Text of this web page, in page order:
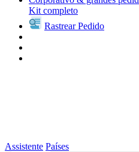
Kit completo
Rastrear Pedido
Assistente Países